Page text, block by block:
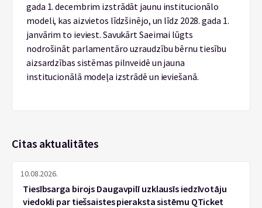
gada 1. decembrim izstrādāt jaunu institucionālo
modeli, kas aizvietos līdzšinējo, un līdz 2028. gada 1.
janvārim to ieviest. Savukārt Saeimai lūgts
nodrošināt parlamentāro uzraudzību bērnu tiesību
aizsardzības sistēmas pilnveidē un jauna
institucionālā modeļa izstrādē un ieviešanā.
Citas aktualitātes
10.08.2026.
Tiesībsarga birojs Daugavpilī uzklausīs iedzīvotāju
viedokli par tiešsaistes pieraksta sistēmu QTicket